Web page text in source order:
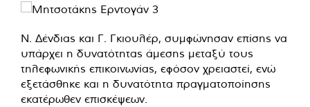
Ν. Δένδιας και Γ. Γκιουλέρ, συμφώνησαν επίσης να
υπάρχει η δυνατότητας άμεσης μεταξύ τους
τηλεφωνικής επικοινωνίας, εφόσον χρειαστεί, ενώ
εξετάσθηκε και η δυνατότητα πραγματοποίησης
εκατέρωθεν επισκέψεων.